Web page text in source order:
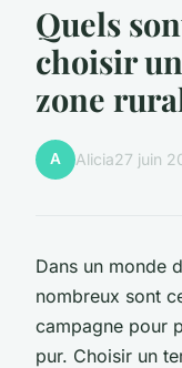
Quels
choisir
zone
A Alicia27 juin
Dans un monde
nombreux sont
campagne pour
pur. Choisir un